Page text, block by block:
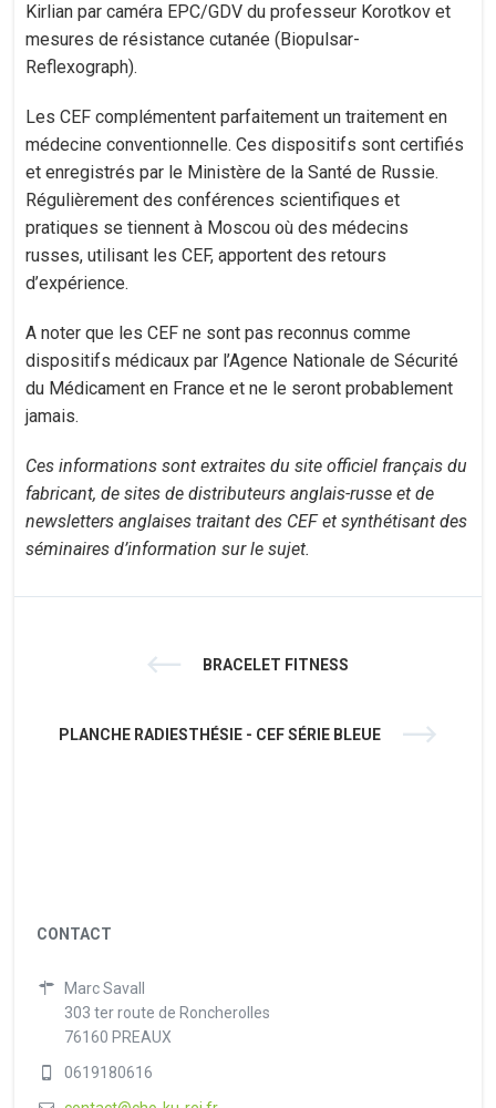
Kirlian par caméra EPC/GDV du professeur Korotkov et
mesures de résistance cutanée (Biopulsar-
Reflexograph).
Les CEF complémentent parfaitement un traitement en
médecine conventionnelle. Ces dispositifs sont certifiés
et enregistrés par le Ministère de la Santé de Russie.
Régulièrement des conférences scientifiques et
pratiques se tiennent à Moscou où des médecins
russes, utilisant les CEF, apportent des retours
d’expérience.
A noter que les CEF ne sont pas reconnus comme
dispositifs médicaux par l’Agence Nationale de Sécurité
du Médicament en France et ne le seront probablement
jamais.
Ces informations sont extraites du site officiel français du
fabricant, de sites de distributeurs anglais-russe et de
newsletters anglaises traitant des CEF et synthétisant des
séminaires d’information sur le sujet.
BRACELET FITNESS
PLANCHE RADIESTHÉSIE - CEF SÉRIE BLEUE
CONTACT
Marc Savall
303 ter route de Roncherolles
76160 PREAUX
0619180616